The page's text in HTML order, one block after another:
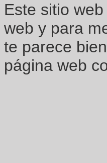
Este sitio
web y para
te parece
página web